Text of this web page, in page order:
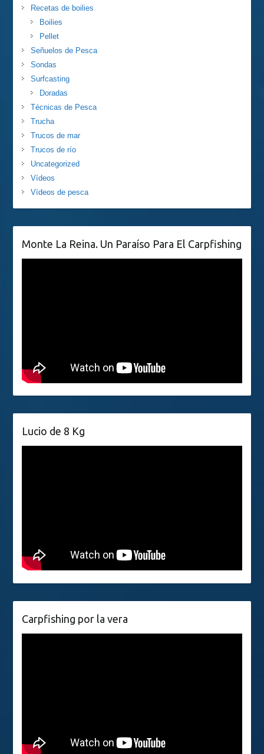
Recetas de boilies
Boilies
Pellet
Señuelos de Pesca
Sondas
Surfcasting
Doradas
Técnicas de Pesca
Trucha
Trucos de mar
Trucos de río
Uncategorized
Vídeos
Vídeos de pesca
Monte La Reina. Un Paraíso Para El Carpfishing
Lucio de 8 Kg
Carpfishing por la vera